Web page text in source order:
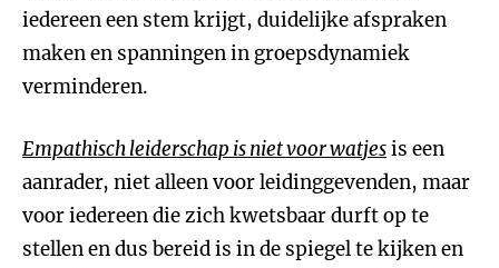
iedereen een stem krijgt, duidelijke afspraken
maken en spanningen in groepsdynamiek
verminderen.
Empathisch leiderschap is niet voor watjesis een
aanrader, niet alleen voor leidinggevenden, maar
voor iedereen die zich kwetsbaar durft op te
stellen en dus bereid is in de spiegel te kijken en